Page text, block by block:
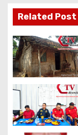
Related Post